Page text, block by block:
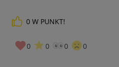
0 W PUNKT!
0 0 0 0